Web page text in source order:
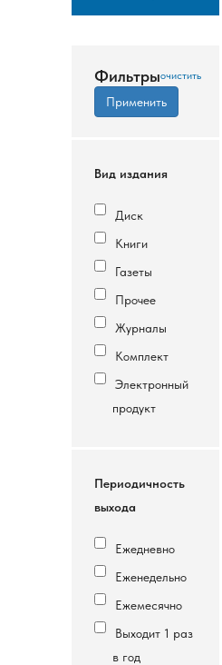
Фильтры
Вид издания
Диск
Книги
Газеты
Прочее
Журналы
Комплект
Электронный
продукт
Периодичность
выхода
Ежедневно
Еженедельно
Ежемесячно
Выходит 1 раз
в год